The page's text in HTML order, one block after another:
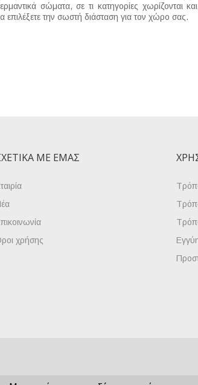
σώματα, σε τι κατηγορίες χωρίζονται
επιλέξετε την σωστή διάσταση για τον χώρο σας.
ΜΕ ΕΜΆΣ
χρήσης